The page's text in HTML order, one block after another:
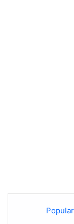
Popular